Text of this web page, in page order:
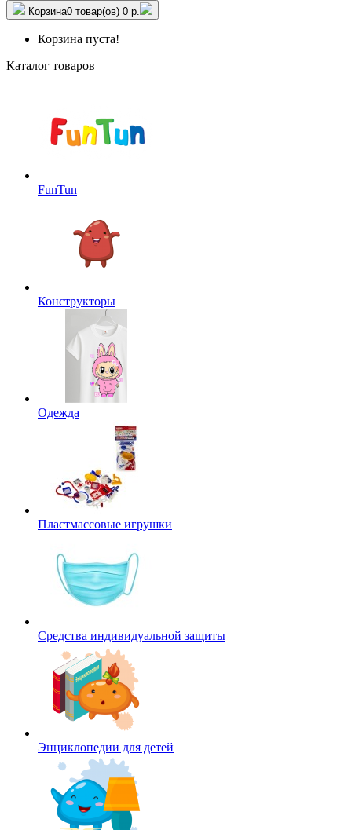
Корзина0 товар(ов) 0 р.
Корзина пуста!
Каталог товаров
FunTun
Конструкторы
Одежда
Пластмассовые игрушки
Средства индивидуальной защиты
Энциклопедии для детей